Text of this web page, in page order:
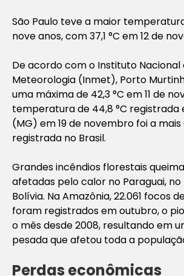
São Paulo teve a maior
nove anos, com 37,1 °C em 12 de
De acordo com o Instituto Nacional
Meteorologia (Inmet), Porto
uma máxima de 42,3 °C em 11 de
temperatura de 44,8 °C registrada
(MG) em 19 de novembro foi a
registrada no Brasil.
Grandes incêndios florestais
afetadas pelo calor no Paraguai, no
Bolívia. Na Amazônia, 22.061 focos
foram registrados em outubro, o
o mês desde 2008, resultando em
pesada que afetou toda a
Perdas econômicas